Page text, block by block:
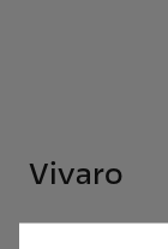
Vivaro